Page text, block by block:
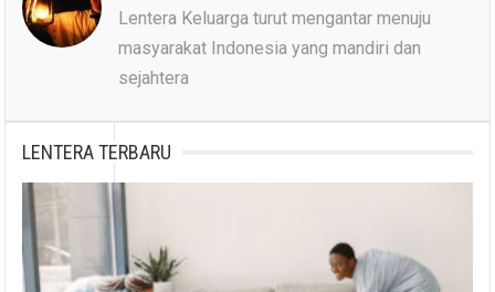
Lentera Keluarga turut mengantar menuju
masyarakat Indonesia yang mandiri dan
sejahtera
LENTERA TERBARU